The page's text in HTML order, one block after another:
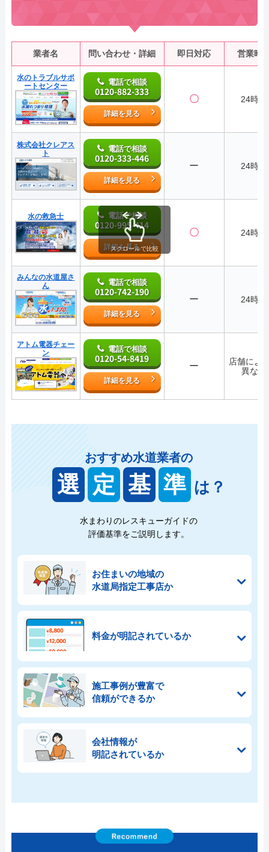
業者名 問い合わせ・詳細 即日対応 営業時
水のトラブルサポ
ートセンター
電話で相談
0120-882-333
詳細を見る
〇 24時間
株式会社クレアス
ト
電話で相談
0120-333-446
詳細を見る
ー 24時間
水の救急士 電話で相談
0120-995-414
詳細を見る
〇 24時間
みんなの水道屋さ
ん
電話で相談
0120-742-190
詳細を見る
ー 24時間
アトム電器チェー
ン
電話で相談
0120-54-8419
詳細を見る
ー
店舗によ
異なる
スクロールで比較
おすすめ水道業者の
選 定 基 準 は？
水まわりのレスキューガイドの
評価基準をご説明します。
お住まいの地域の
水道局指定工事店か
料金が明記されているか
施工事例が豊富で
信頼ができるか
会社情報が
明記されているか